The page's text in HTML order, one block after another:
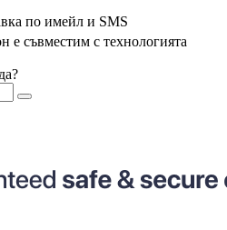
по имейл и SMS
е съвместим с технологията